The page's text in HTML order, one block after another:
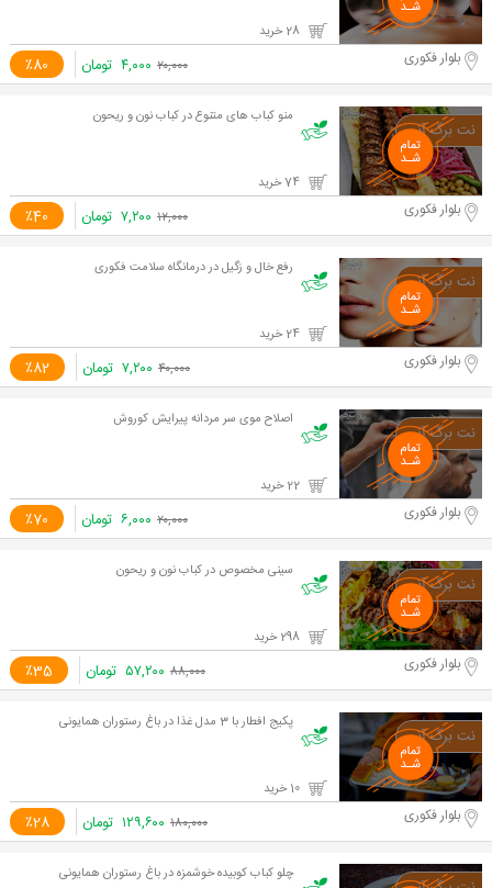
٪80 بلوار فکوری ۲۰,۰۰۰ ۴,۰۰۰ تومان
منو کباب های متنوع در کباب نون و ریحون
٪40 بلوار فکوری ۱۲,۰۰۰ ۷,۲۰۰ تومان
رفع خال و زگیل در درمانگاه سلامت فکوری
٪82 بلوار فکوری ۴۰,۰۰۰ ۷,۲۰۰ تومان
اصلاح موی سر مردانه پیرایش کوروش
٪70 بلوار فکوری ۲۰,۰۰۰ ۶,۰۰۰ تومان
سینی مخصوص در کباب نون و ریحون
٪35 بلوار فکوری ۸۸,۰۰۰ ۵۷,۲۰۰ تومان
پکیج افطار با 3 مدل غذا در باغ رستوران همایونی
٪28 بلوار فکوری ۱۸۰,۰۰۰ ۱۲۹,۶۰۰ تومان
چلو کباب کوبیده خوشمزه در باغ رستوران همایونی